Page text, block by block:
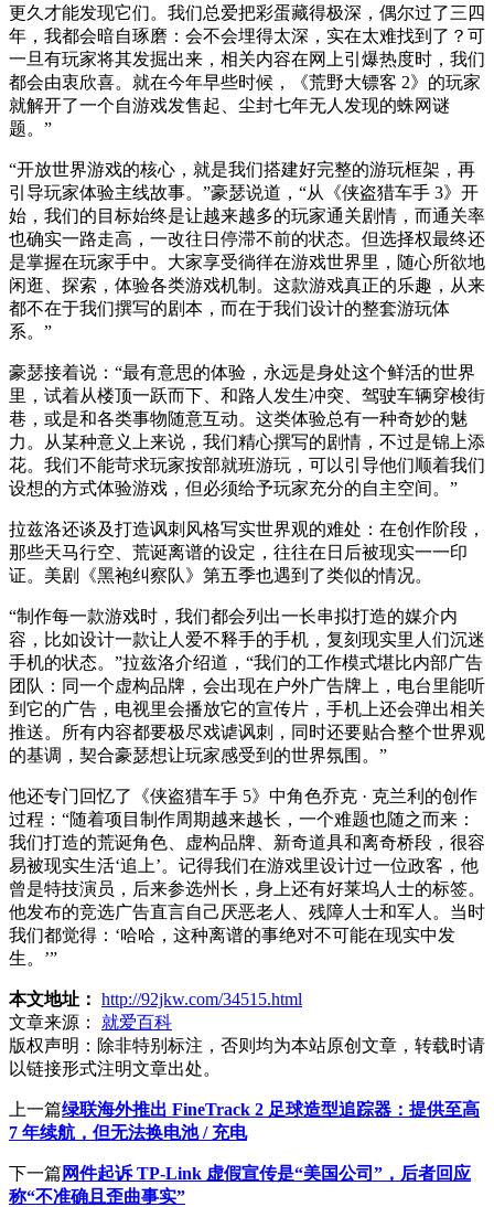
更久才能发现它们。我们总爱把彩蛋藏得极深，偶尔过了三四
年，我都会暗自琢磨：会不会埋得太深，实在太难找到了？可
一旦有玩家将其发掘出来，相关内容在网上引爆热度时，我们
都会由衷欣喜。就在今年早些时候，《荒野大镖客 2》的玩家
就解开了一个自游戏发售起、尘封七年无人发现的蛛网谜
题。”
“开放世界游戏的核心，就是我们搭建好完整的游玩框架，再
引导玩家体验主线故事。”豪瑟说道，“从《侠盗猎车手 3》开
始，我们的目标始终是让越来越多的玩家通关剧情，而通关率
也确实一路走高，一改往日停滞不前的状态。但选择权最终还
是掌握在玩家手中。大家享受徜徉在游戏世界里，随心所欲地
闲逛、探索，体验各类游戏机制。这款游戏真正的乐趣，从来
都不在于我们撰写的剧本，而在于我们设计的整套游玩体
系。”
豪瑟接着说：“最有意思的体验，永远是身处这个鲜活的世界
里，试着从楼顶一跃而下、和路人发生冲突、驾驶车辆穿梭街
巷，或是和各类事物随意互动。这类体验总有一种奇妙的魅
力。从某种意义上来说，我们精心撰写的剧情，不过是锦上添
花。我们不能苛求玩家按部就班游玩，可以引导他们顺着我们
设想的方式体验游戏，但必须给予玩家充分的自主空间。”
拉兹洛还谈及打造讽刺风格写实世界观的难处：在创作阶段，
那些天马行空、荒诞离谱的设定，往往在日后被现实一一印
证。美剧《黑袍纠察队》第五季也遇到了类似的情况。
“制作每一款游戏时，我们都会列出一长串拟打造的媒介内
容，比如设计一款让人爱不释手的手机，复刻现实里人们沉迷
手机的状态。”拉兹洛介绍道，“我们的工作模式堪比内部广告
团队：同一个虚构品牌，会出现在户外广告牌上，电台里能听
到它的广告，电视里会播放它的宣传片，手机上还会弹出相关
推送。所有内容都要极尽戏谑讽刺，同时还要贴合整个世界观
的基调，契合豪瑟想让玩家感受到的世界氛围。”
他还专门回忆了《侠盗猎车手 5》中角色乔克 · 克兰利的创作
过程：“随着项目制作周期越来越长，一个难题也随之而来：
我们打造的荒诞角色、虚构品牌、新奇道具和离奇桥段，很容
易被现实生活‘追上’。记得我们在游戏里设计过一位政客，他
曾是特技演员，后来参选州长，身上还有好莱坞人士的标签。
他发布的竞选广告直言自己厌恶老人、残障人士和军人。当时
我们都觉得：‘哈哈，这种离谱的事绝对不可能在现实中发
生。’”
本文地址： http://92jkw.com/34515.html
文章来源：
就爱百科
版权声明： 除非特别标注，否则均为本站原创文章，转载时请
以链接形式注明文章出处。
上一篇绿联海外推出 FineTrack 2 足球造型追踪器：提供至高
7 年续航，但无法换电池 / 充电
下一篇 网件起诉 TP-Link 虚假宣传是“美国公司”，后者回应
称“不准确且歪曲事实”